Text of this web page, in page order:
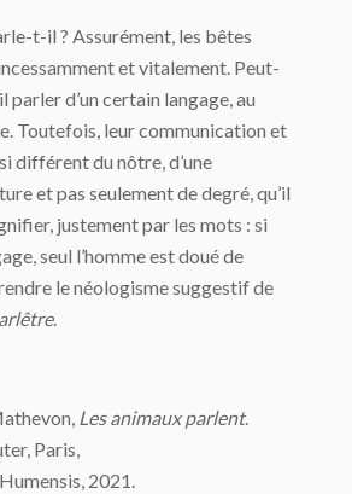
t-il ? Assurément, les bêtes
et vitalement. Peut-
d’un certain langage, au
Toutefois, leur communication et
différent du nôtre, d’une
et pas seulement de degré, qu’il
justement par les mots : si
seul l’homme est doué de
le néologisme suggestif de
.
Les animaux parlent.
Paris,
2021.